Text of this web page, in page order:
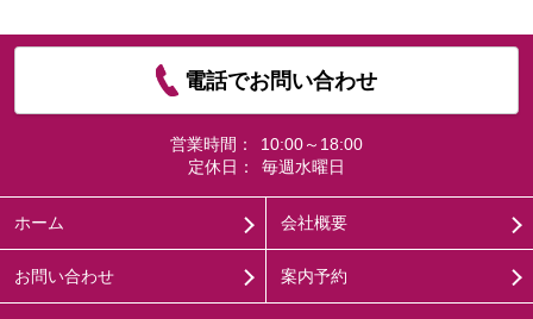
電話でお問い合わせ
営業時間：
10:00～18:00
定休日：
毎週水曜日
ホーム 会社概要
お問い合わせ 案内予約